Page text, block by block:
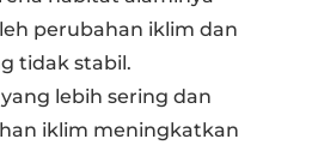
perubahan iklim dan
tidak stabil.
lebih sering dan
iklim meningkatkan